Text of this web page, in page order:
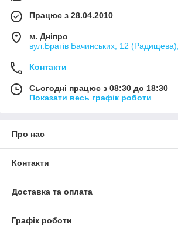
Працює з 28.04.2010
м. Дніпро
вул.Братів Бачинських, 12
Контакти
Сьогодні працює з 08:30 до 18:30
Показати весь графік роботи
Про нас
Контакти
Доставка та оплата
Графік роботи